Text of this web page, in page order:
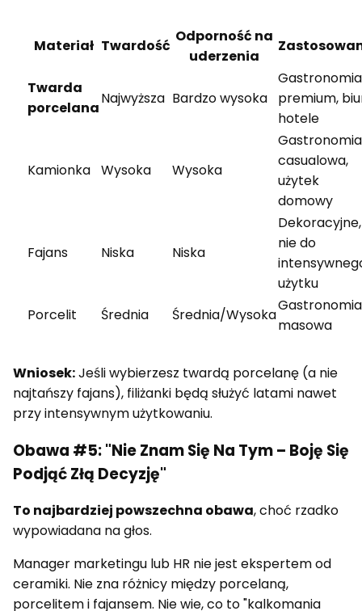
Materiał Twardość
Odporność na
uderzenia
Twarda
porcelana
Najwyższa Bardzo wysoka
Gastronomia
premium,
hotele
Kamionka Wysoka Wysoka
Gastronomia
casualowa,
użytek
domowy
Fajans Niska Niska
Dekoracyjne,
nie do
użytku
Porcelit
Średnia Średnia/Wysoka
Gastronomia
masowa
Wniosek:Jeśli wybierzesz twardą porcelanę (a nie
najtańszy fajans), filiżanki będą służyć latami nawet
przy intensywnym użytkowaniu.
Obawa #5: "Nie Znam Się Na Tym – Boję Się
Podjąć Złą Decyzję"
To najbardziej powszechna obawa, choć rzadko
wypowiadana na głos.
Manager marketingu lub HR nie jest ekspertem od
ceramiki. Nie zna różnicy między porcelaną,
porcelitem i fajansem. Nie wie, co to "kalkomania